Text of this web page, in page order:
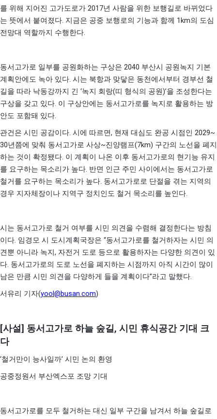
를 위해 지어진 고가도로가 2017년 사람을 위한 보행길로 바뀌었다
는 뜻에서 붙여졌다. 지금은 공중 보행로의 기능과 함께 1km의 도심
전망대 역할까지 수행한다.
동서고가로 일부를 공원화하는 구상은 2040 부산시 공원녹지 기본
계획안에도 녹아 있다. 시는 북항과 맞닿은 동천에서부터 경부선 철
길을 따라 낙동강까지 긴 ‘녹지 회랑(띠 형식의 공원)’을 조성한다는
구상을 갖고 있다. 이 구상안에는 동서고가로를 녹지로 활용하는 방
안도 포함돼 있다.
관건은 시민 공감이다. 시에 따르면, 현재 대심도 완공 시점인 2029~
30년쯤에 맞춰 동서고가로 사상~진양램프(7km) 구간의 노선을 폐지
하는 것이 확정됐다. 이 계획이 나온 이후 동서고가로의 현기능 유지
를 요구하는 목소리가 높다. 반면 인근 주민 사이에서는 동서고가로
철거를 요구하는 목소리가 높다. 동서고가로로 단절을 겪는 지역의
경우 지자체장이나 지역구 정치인도 철거 목소리를 높인다.
시는 동서고가로 철거 여부를 시민 의견을 수렴해 결정한다는 방침
이다. 임경모 시 도시계획국장은 “동서고가로를 철거하자는 시민 의
견뿐 아니라 녹지 , 자전거 도로 등으로 활용하자는 다양한 의견이 있
다. 동서고가로의 도로 노선을 폐지하는 시점까지 아직 시간이 많이
남은 만큼 시민 의견을 다양하게 들을 계획이다”라고 말했다.
서유리 기자(yool@busan.com)
[사설] 동서고가로 하늘 숲길 , 시민 휴식공간 기대 크
다
‘철거만이 능사일까’ 시민 논의 환영
공중정원서 부산엑스포 조망 기대
동서고가로를 모두 철거하는 대신 일부 구간을 남겨서 하늘 숲길로